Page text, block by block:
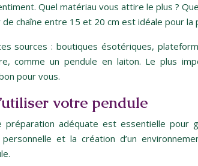
Quel matériau vous attire le plus ?
de chaîne entre 15 et 20 cm est idéale pour
sources : boutiques ésotériques,
comme un pendule en laiton. Le plus
pour vous.
votre pendule
adéquate est essentielle
et la création d’un